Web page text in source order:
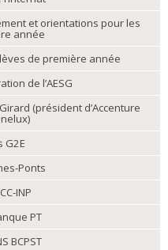
et orientations pour les
année
de première année
de l’AESG
(président d’Accenture
G2E
Ponts
INP
PT
BCPST